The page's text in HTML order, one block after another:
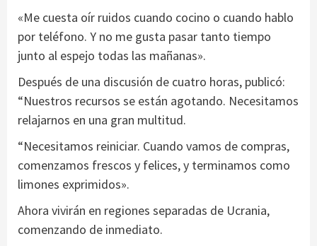
«Me cuesta oír ruidos cuando cocino o cuando hablo
por teléfono. Y no me gusta pasar tanto tiempo
junto al espejo todas las mañanas».
Después de una discusión de cuatro horas, publicó:
“Nuestros recursos se están agotando. Necesitamos
relajarnos en una gran multitud.
“Necesitamos reiniciar. Cuando vamos de compras,
comenzamos frescos y felices, y terminamos como
limones exprimidos».
Ahora vivirán en regiones separadas de Ucrania,
comenzando de inmediato.